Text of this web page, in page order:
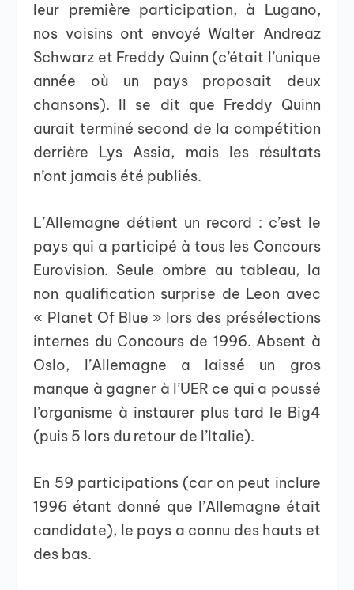
leur première participation, à Lugano,
nos voisins ont envoyé Walter Andreaz
Schwarz et Freddy Quinn (c’était l’unique
année où un pays proposait deux
chansons). Il se dit que Freddy Quinn
aurait terminé second de la compétition
derrière Lys Assia, mais les résultats
n’ont jamais été publiés.
L’Allemagne détient un record : c’est le
pays qui a participé à tous les Concours
Eurovision. Seule ombre au tableau, la
non qualification surprise de Leon avec
« Planet Of Blue » lors des présélections
internes du Concours de 1996. Absent à
Oslo, l’Allemagne a laissé un gros
manque à gagner à l’UER ce qui a poussé
l’organisme à instaurer plus tard le Big4
(puis 5 lors du retour de l’Italie).
En 59 participations (car on peut inclure
1996 étant donné que l’Allemagne était
candidate), le pays a connu des hauts et
des bas.